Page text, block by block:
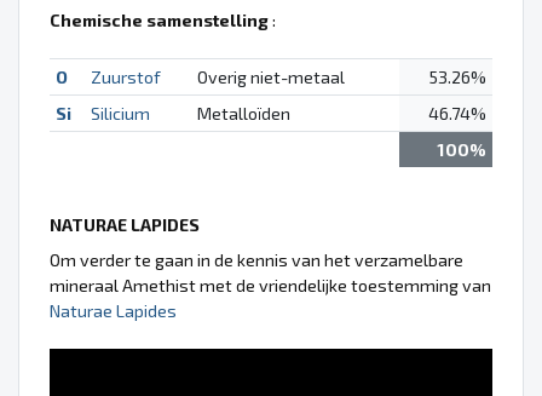
Chemische samenstelling:
O Zuurstof Overig niet-metaal
53.26%
Si
Silicium Metalloïden
46.74%
100%
NATURAE LAPIDES
Om verder te gaan in de kennis van het verzamelbare
mineraal Amethist met de vriendelijke toestemming van
Naturae Lapides